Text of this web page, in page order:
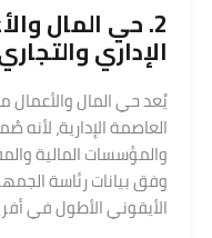
2. حي المال
الإداري
يُعد حي المال
العاصمة الإدارية،
والمؤسسات المالية
وفق بيانات رئاسة
الأيقوني الأطول في